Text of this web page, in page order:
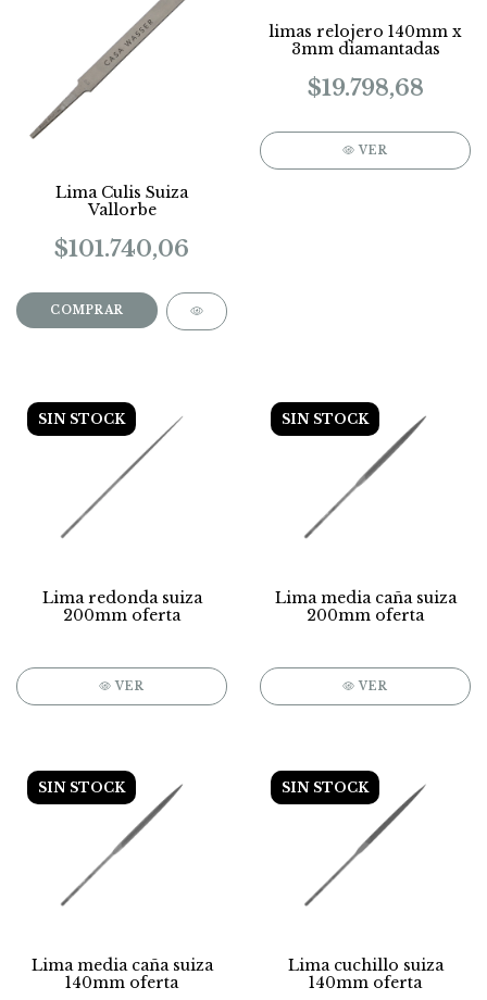
Lima Culis Suiza
Vallorbe
$101.740,06
COMPRAR
limas relojero 140mm x
3mm diamantadas
$19.798,68
VER
SIN STOCK
Lima redonda suiza
200mm oferta
VER
SIN STOCK
Lima media caña suiza
200mm oferta
VER
SIN STOCK
Lima media caña suiza
140mm oferta
SIN STOCK
Lima cuchillo suiza
140mm oferta